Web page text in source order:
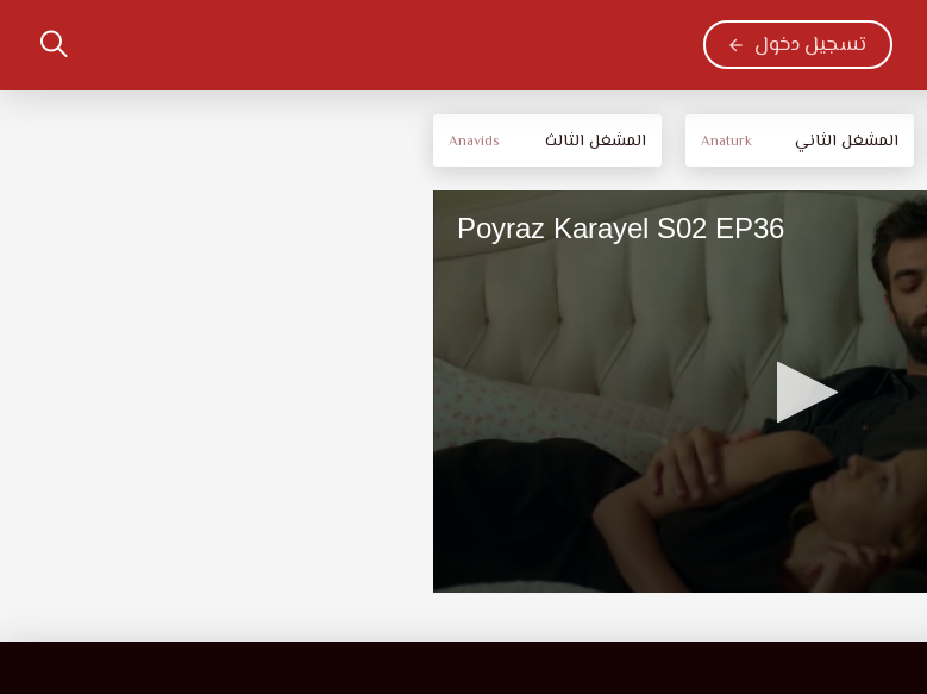
تسجيل دخول
المشغل الثاني Anaturk المشغل الثالث Anavids